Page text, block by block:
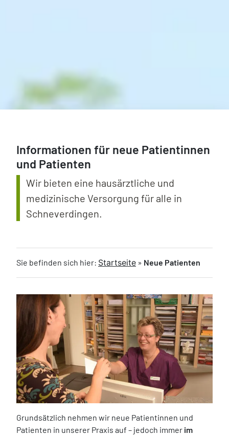
Informationen für neue Patientinnen
und Patienten
Wir bieten eine hausärztliche und
medizinische Versorgung für alle in
Schneverdingen.
Sie befinden sich hier: Startseite » Neue Patienten
Grundsätzlich nehmen wir neue Patientinnen und
Patienten in unserer Praxis auf – jedoch immer im